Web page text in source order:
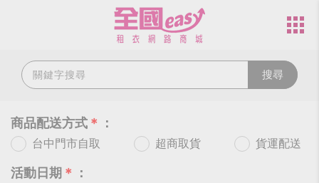
搜尋
商品配送方式 ＊ ：
台中門市自取 超商取貨 貨運配送
活動日期 ＊ ：